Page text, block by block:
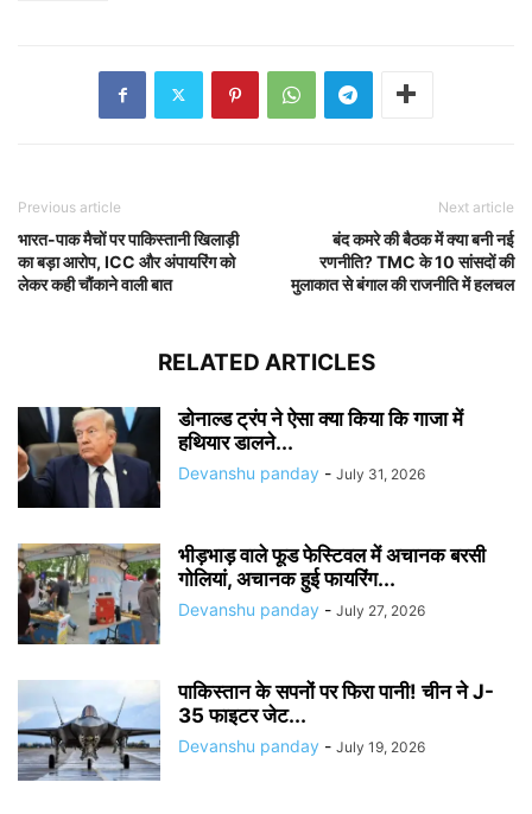
Previous article
भारत-पाक मैचों पर पाकिस्तानी खिलाड़ी
का बड़ा आरोप, ICC और अंपायरिंग को
लेकर कही चौंकाने वाली बात
Next article
बंद कमरे की बैठक में क्या बनी नई
रणनीति? TMC के 10 सांसदों की
मुलाकात से बंगाल की राजनीति में हलचल
RELATED ARTICLES
डोनाल्ड ट्रंप ने ऐसा क्या किया कि गाजा में
हथियार डालने...
Devanshu panday - July 31, 2026
भीड़भाड़ वाले फूड फेस्टिवल में अचानक बरसी
गोलियां, अचानक हुई फायरिंग...
Devanshu panday - July 27, 2026
पाकिस्तान के सपनों पर फिरा पानी! चीन ने J-
35 फाइटर जेट...
Devanshu panday - July 19, 2026